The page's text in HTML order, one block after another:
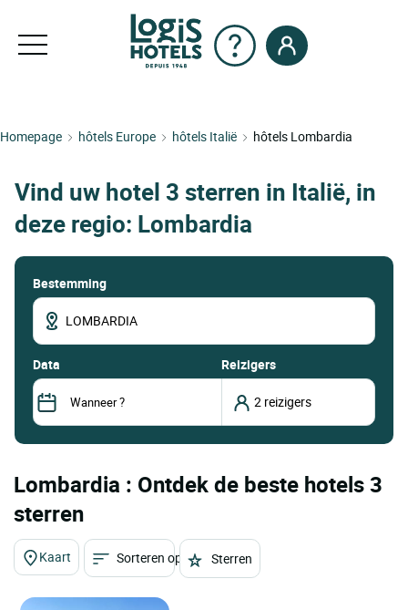
Homepage hôtels Europe hôtels Italië hôtels Lombardia
Vind uw hotel 3 sterren in Italië, in
deze regio: Lombardia
Bestemming
data Reizigers
Lombardia : Ontdek de beste hotels 3
sterren
Kaart Sorteren op Sterren